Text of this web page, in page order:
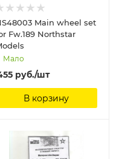
Main wheel set
Fw.189 Northstar
Мало
руб./шт
В корзину